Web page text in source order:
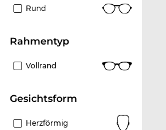
Rund
Rahmentyp
Vollrand
Gesichtsform
Herzförmig